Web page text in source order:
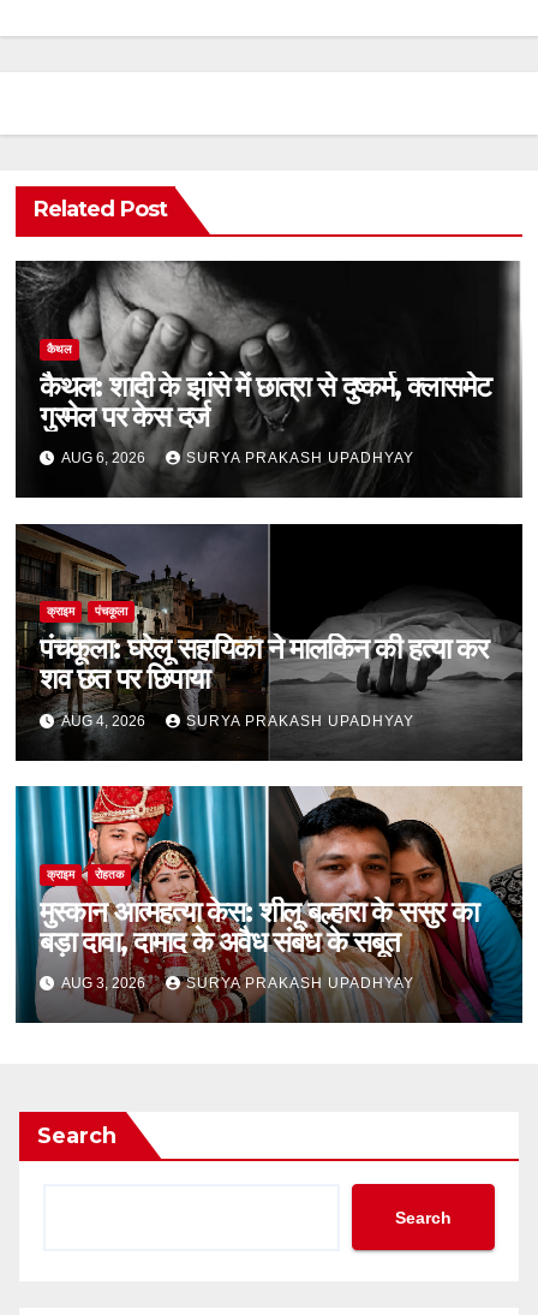
Related Post
कैथल
कैथल: शादी के झांसे में छात्रा से दुष्कर्म, क्लासमेट
गुरमेल पर केस दर्ज
AUG 6, 2026 SURYA PRAKASH UPADHYAY
क्राइम पंचकूला
पंचकूला: घरेलू सहायिका ने मालकिन की हत्या कर
शव छत पर छिपाया
AUG 4, 2026 SURYA PRAKASH UPADHYAY
क्राइम रोहतक
मुस्कान आत्महत्या केस: शीलू बल्हारा के ससुर का
बड़ा दावा, दामाद के अवैध संबंध के सबूत
AUG 3, 2026 SURYA PRAKASH UPADHYAY
Search
Search